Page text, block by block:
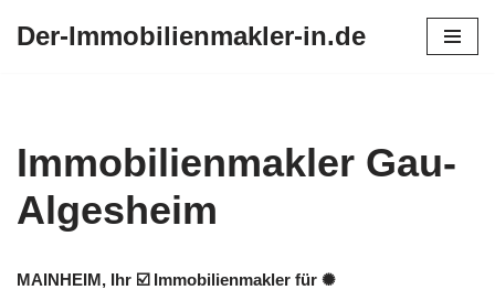
Der-Immobilienmakler-in.de
Immobilienmakler Gau-
Algesheim
MAINHEIM, Ihr ☑️ Immobilienmakler für ✺